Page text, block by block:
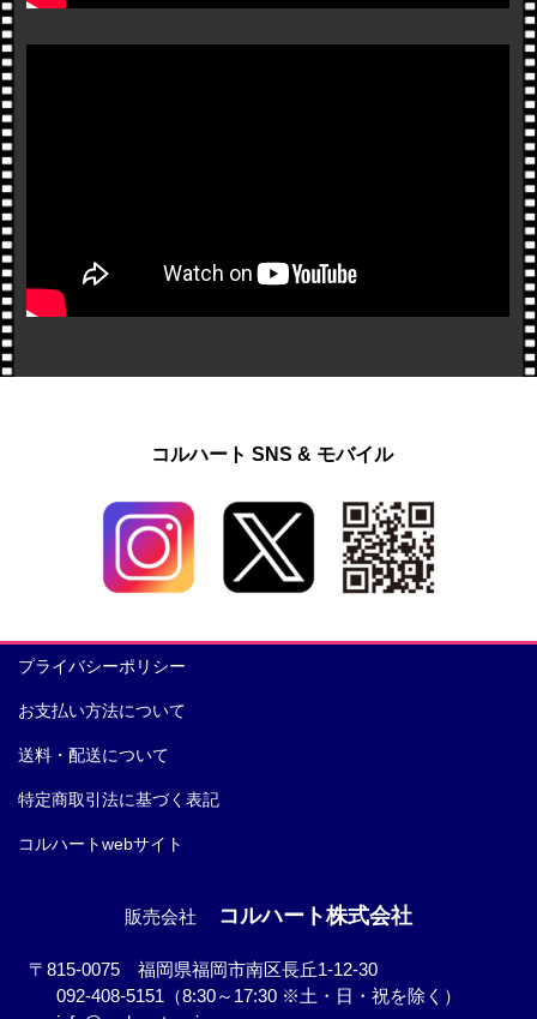
コルハート SNS & モバイル
プライバシーポリシー
お支払い方法について
送料・配送について
特定商取引法に基づく表記
コルハートwebサイト
販売会社 コルハート株式会社
〒815-0075 福岡県福岡市南区長丘1-12-30
092-408-5151（8:30～17:30 ※土・日・祝を除く）